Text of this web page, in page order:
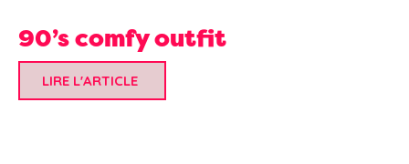
90’s comfy outfit
LIRE L'ARTICLE